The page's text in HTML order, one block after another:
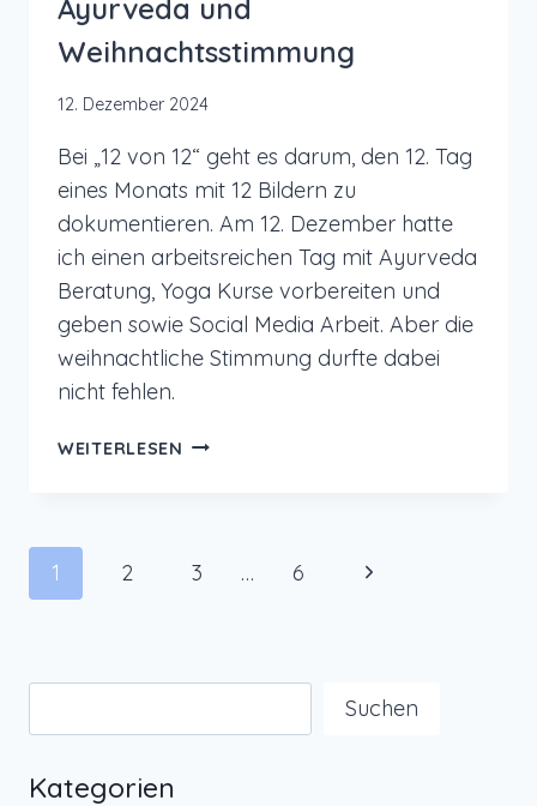
Ayurveda und
Weihnachtsstimmung
12. Dezember 2024
Bei „12 von 12“ geht es darum, den 12. Tag
eines Monats mit 12 Bildern zu
dokumentieren. Am 12. Dezember hatte
ich einen arbeitsreichen Tag mit Ayurveda
Beratung, Yoga Kurse vorbereiten und
geben sowie Social Media Arbeit. Aber die
weihnachtliche Stimmung durfte dabei
nicht fehlen.
WEITERLESEN 12
2024
WEIHNACHTSSTIMMUNG
Seitennavigation
1 2 3 … 6
Nächste
Suchen
Kategorien